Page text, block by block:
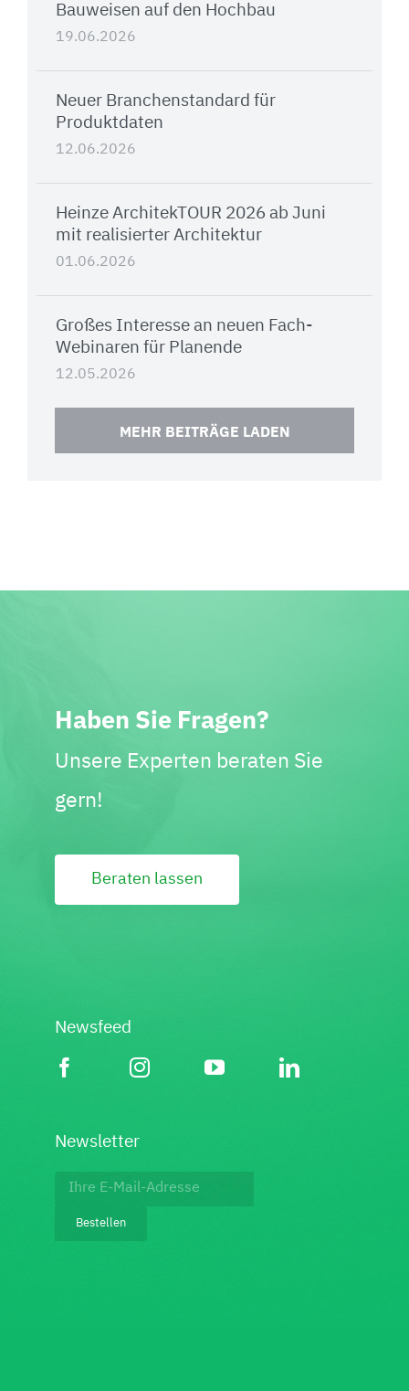
Bauweisen auf den Hochbau
19.06.2026
Neuer Branchenstandard für
Produktdaten
12.06.2026
Heinze ArchitekTOUR 2026 ab Juni
mit realisierter Architektur
01.06.2026
Großes Interesse an neuen Fach-
Webinaren für Planende
12.05.2026
MEHR BEITRÄGE LADEN
Haben Sie Fragen?
Unsere Experten beraten Sie
gern!
Beraten lassen
Newsfeed
Newsletter
Footer:
bestellen
Bestellen